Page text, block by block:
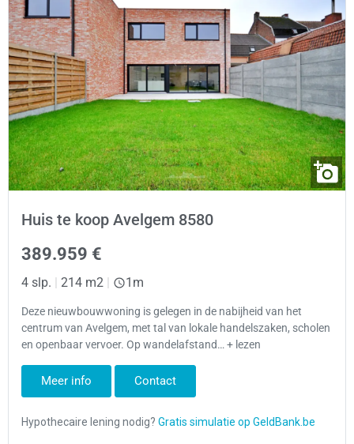
Huis te koop Avelgem 8580
389.959 €
4 slp. | 214 m2 | 1m
Deze nieuwbouwwoning is gelegen in de nabijheid van het
centrum van Avelgem, met tal van lokale handelszaken, scholen
en openbaar vervoer. Op wandelafstand… + lezen
Meer info Contact